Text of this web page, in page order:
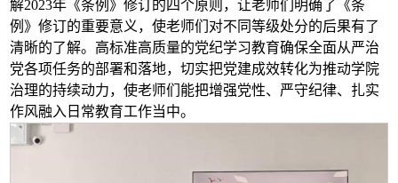
解2023年《条例》修订的四个原则，让老师们明确了《条
例》修订的重要意义，使老师们对不同等级处分的后果有了
清晰的了解。高标准高质量的党纪学习教育确保全面从严治
党各项任务的部署和落地，切实把党建成效转化为推动学院
治理的持续动力，使老师们能把增强党性、严守纪律、扎实
作风融入日常教育工作当中。